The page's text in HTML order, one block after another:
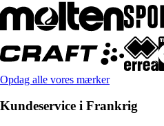
Opdag alle vores mærker
Kundeservice i Frankrig